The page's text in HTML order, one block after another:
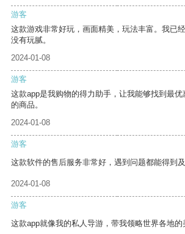
游客
这款游戏非常好玩，画面精美，玩法丰富。我已
没有玩腻。
2024-01-08
游客
这款app是我购物的得力助手，让我能够找到最
的商品。
2024-01-08
游客
这款软件的售后服务非常好，遇到问题都能得到及
2024-01-08
游客
这款app就像我的私人导游，带我领略世界各地的